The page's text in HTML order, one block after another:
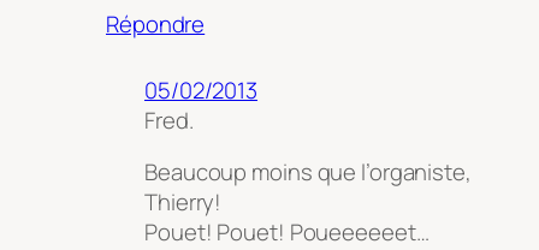
Répondre
05/02/2013
Fred.
Beaucoup moins que l’organiste,
Thierry!
Pouet! Pouet! Poueeeeeet…